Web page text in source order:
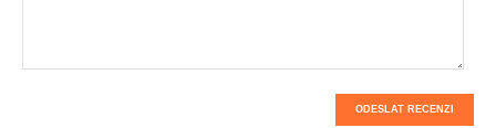
ODESLAT RECENZI